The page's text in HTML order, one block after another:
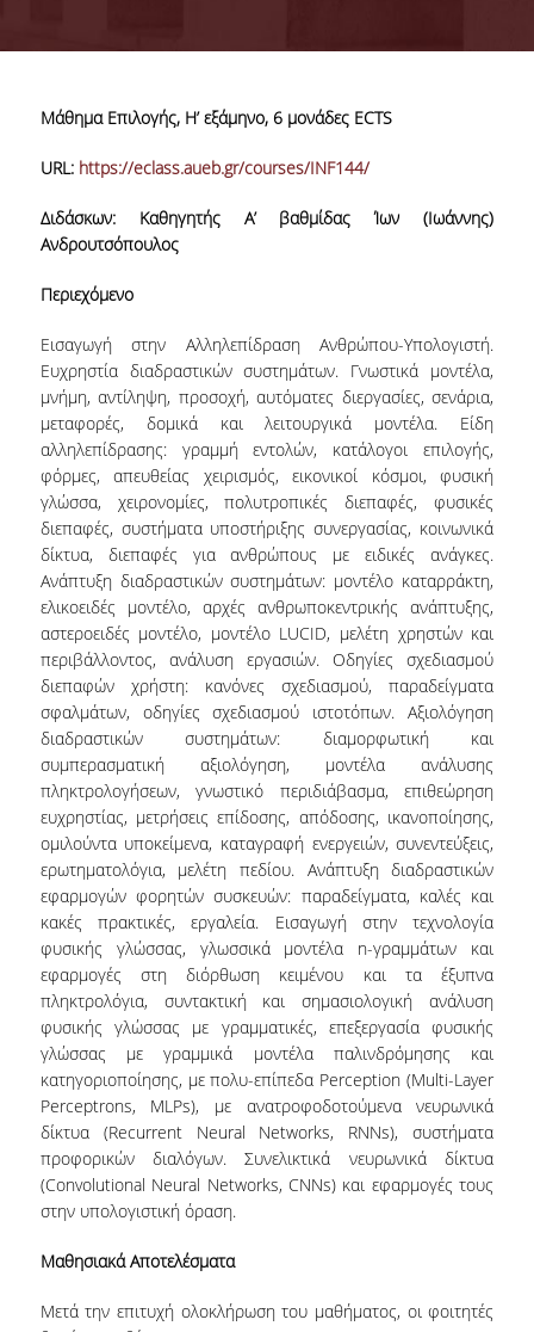
UNDERGRADUATE STUDIES
COURSE GUIDE
CURRICULUM
ERASMUS+
POSTGRADUATE STUDIES
M.SC. PROGRAMS
DOCTORAL PROGRAM
QUALITY ASSURANCE
QUALITY POLICY
ACCREDITATION
AUEB QUALITY ASSURANCE UNIT
RESEARCH
RESEARCH LABS
RESEARCH GROUPS
PROJECTS
NEWS
CONTACT
Μάθημα Επιλογής, Η’ εξάμηνο, 6 μονάδες ECTS
URL: https://eclass.aueb.gr/courses/INF144/
Διδάσκων: Καθηγητής Α’ βαθμίδας Ίων (Ιωάννης)
Ανδρουτσόπουλος
Περιεχόμενο
Εισαγωγή στην Αλληλεπίδραση Ανθρώπου-Υπολογιστή.
Ευχρηστία διαδραστικών συστημάτων. Γνωστικά μοντέλα,
μνήμη, αντίληψη, προσοχή, αυτόματες διεργασίες, σενάρια,
μεταφορές, δομικά και λειτουργικά μοντέλα. Είδη
αλληλεπίδρασης: γραμμή εντολών, κατάλογοι επιλογής,
φόρμες, απευθείας χειρισμός, εικονικοί κόσμοι, φυσική
γλώσσα, χειρονομίες, πολυτροπικές διεπαφές, φυσικές
διεπαφές, συστήματα υποστήριξης συνεργασίας, κοινωνικά
δίκτυα, διεπαφές για ανθρώπους με ειδικές ανάγκες.
Ανάπτυξη διαδραστικών συστημάτων: μοντέλο καταρράκτη,
ελικοειδές μοντέλο, αρχές ανθρωποκεντρικής ανάπτυξης,
αστεροειδές μοντέλο, μοντέλο LUCID, μελέτη χρηστών και
περιβάλλοντος, ανάλυση εργασιών. Οδηγίες σχεδιασμού
διεπαφών χρήστη: κανόνες σχεδιασμού, παραδείγματα
σφαλμάτων, οδηγίες σχεδιασμού ιστοτόπων. Αξιολόγηση
διαδραστικών συστημάτων: διαμορφωτική και
συμπερασματική αξιολόγηση, μοντέλα ανάλυσης
πληκτρολογήσεων, γνωστικό περιδιάβασμα, επιθεώρηση
ευχρηστίας, μετρήσεις επίδοσης, απόδοσης, ικανοποίησης,
ομιλούντα υποκείμενα, καταγραφή ενεργειών, συνεντεύξεις,
ερωτηματολόγια, μελέτη πεδίου. Ανάπτυξη διαδραστικών
εφαρμογών φορητών συσκευών: παραδείγματα, καλές και
κακές πρακτικές, εργαλεία. Εισαγωγή στην τεχνολογία
φυσικής γλώσσας, γλωσσικά μοντέλα n-γραμμάτων και
εφαρμογές στη διόρθωση κειμένου και τα έξυπνα
πληκτρολόγια, συντακτική και σημασιολογική ανάλυση
φυσικής γλώσσας με γραμματικές, επεξεργασία φυσικής
γλώσσας με γραμμικά μοντέλα παλινδρόμησης και
κατηγοριοποίησης, με πολυ-επίπεδα Perception (Multi-Layer
Perceptrons, MLPs), με ανατροφοδοτούμενα νευρωνικά
δίκτυα (Recurrent Neural Networks, RNNs), συστήματα
προφορικών διαλόγων. Συνελικτικά νευρωνικά δίκτυα
(Convolutional Neural Networks, CNNs) και εφαρμογές τους
στην υπολογιστική όραση.
Μαθησιακά Αποτελέσματα
Μετά την επιτυχή ολοκλήρωση του μαθήματος, οι φοιτητές